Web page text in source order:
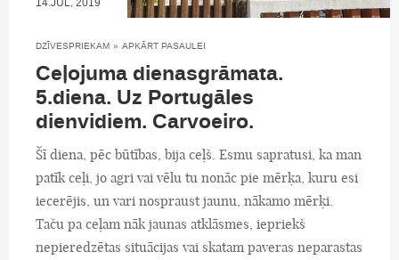
DZĪVESPRIEKAM » APKĀRT PASAULEI
Ceļojuma dienasgrāmata.
5.diena. Uz Portugāles
dienvidiem. Carvoeiro.
Šī diena, pēc būtības, bija ceļš. Esmu sapratusi, ka man
patīk ceļi, jo agri vai vēlu tu nonāc pie mērķa, kuru esi
iecerējis, un vari nospraust jaunu, nākamo mērķi.
Taču pa ceļam nāk jaunas atklāsmes, iepriekš
nepieredzētas situācijas vai skatam paveras neparastas